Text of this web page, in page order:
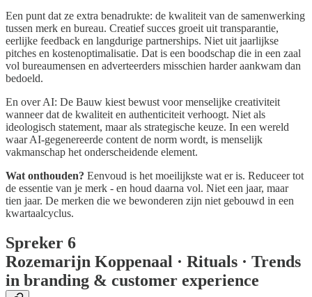
Een punt dat ze extra benadrukte: de kwaliteit van de samenwerking
tussen merk en bureau. Creatief succes groeit uit transparantie,
eerlijke feedback en langdurige partnerships. Niet uit jaarlijkse
pitches en kostenoptimalisatie. Dat is een boodschap die in een zaal
vol bureaumensen en adverteerders misschien harder aankwam dan
bedoeld.
En over AI: De Bauw kiest bewust voor menselijke creativiteit
wanneer dat de kwaliteit en authenticiteit verhoogt. Niet als
ideologisch statement, maar als strategische keuze. In een wereld
waar AI-gegenereerde content de norm wordt, is menselijk
vakmanschap het onderscheidende element.
Wat onthouden? Eenvoud is het moeilijkste wat er is. Reduceer tot
de essentie van je merk - en houd daarna vol. Niet een jaar, maar
tien jaar. De merken die we bewonderen zijn niet gebouwd in een
kwartaalcyclus.
Spreker 6
Rozemarijn Koppenaal · Rituals · Trends
in branding & customer experience